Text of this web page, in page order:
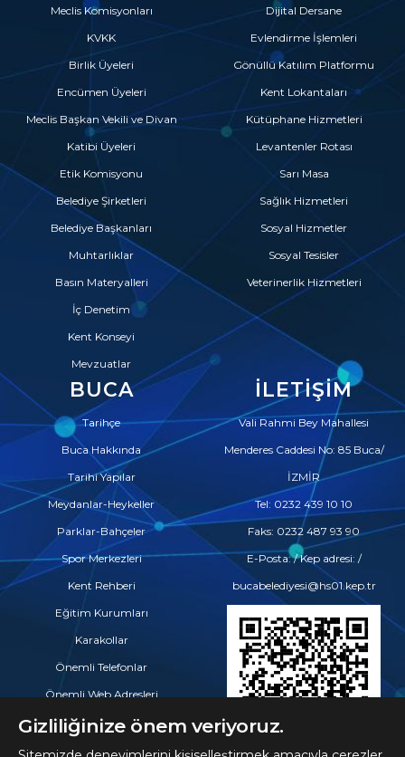
Meclis Komisyonları
KVKK
Birlik Üyeleri
Encümen Üyeleri
Meclis Başkan Vekili ve Divan
Katibi Üyeleri
Etik Komisyonu
Belediye Şirketleri
Belediye Başkanları
Muhtarlıklar
Basın Materyalleri
İç Denetim
Kent Konseyi
Mevzuatlar
Dijital Dersane
Evlendirme İşlemleri
Gönüllü Katılım Platformu
Kent Lokantaları
Kütüphane Hizmetleri
Levantenler Rotası
Sarı Masa
Sağlık Hizmetleri
Sosyal Hizmetler
Sosyal Tesisler
Veterinerlik Hizmetleri
BUCA
Tarihçe
Buca Hakkında
Tarihi Yapılar
Meydanlar-Heykeller
Parklar-Bahçeler
Spor Merkezleri
Kent Rehberi
Eğitim Kurumları
Karakollar
Önemli Telefonlar
Önemli Web Adresleri
Eczaneler
Hastaneler ve Tıp Merkezleri
İLETIŞIM
Vali Rahmi Bey Mahallesi
Menderes Caddesi No: 85 Buca/
İZMİR
Tel: 0232 439 10 10
Faks: 0232 487 93 90
E-Posta: / Kep adresi: /
bucabelediyesi@hs01.kep.tr
Gizliliğinize önem veriyoruz.